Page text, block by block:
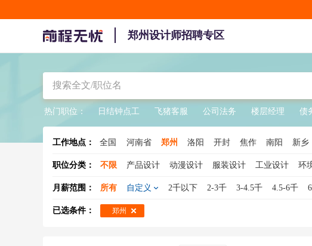
郑州设计师招聘专区
热门职位： 日结钟点工 飞猪客服 公司法务 楼层经理 债
工作地点： 全国 河南省 郑州 洛阳 开封 焦作 南阳 新乡
职位分类： 不限 产品设计 动漫设计 服装设计 工业设计 环
月薪范围： 所有 自定义 2千以下 2-3千 3-4.5千 4.5-6千
已选条件： 郑州